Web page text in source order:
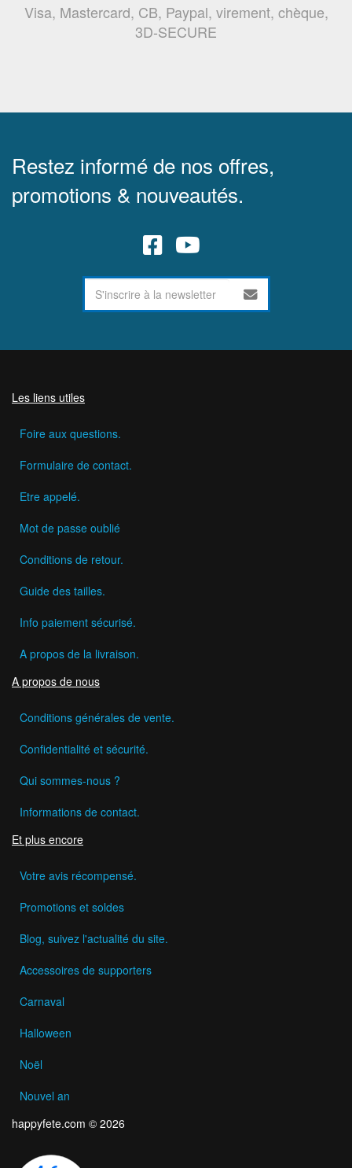
Visa, Mastercard, CB, Paypal, virement, chèque,
3D-SECURE
Restez informé de nos offres,
promotions & nouveautés.
Les liens utiles
Foire aux questions.
Formulaire de contact.
Etre appelé.
Mot de passe oublié
Conditions de retour.
Guide des tailles.
Info paiement sécurisé.
A propos de la livraison.
A propos de nous
Conditions générales de vente.
Confidentialité et sécurité.
Qui sommes-nous ?
Informations de contact.
Et plus encore
Votre avis récompensé.
Promotions et soldes
Blog, suivez l'actualité du site.
Accessoires de supporters
Carnaval
Halloween
Noël
Nouvel an
happyfete.com © 2026